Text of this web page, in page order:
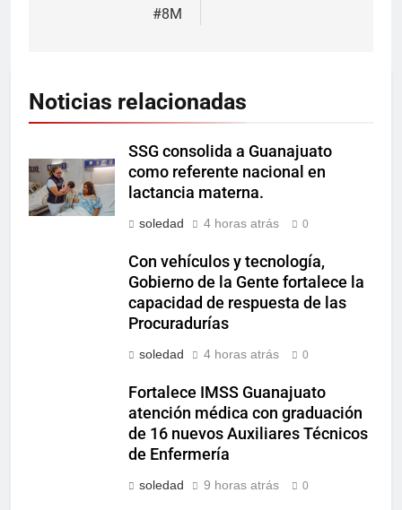
#8M
Noticias relacionadas
SSG consolida a Guanajuato
como referente nacional en
lactancia materna.
soledad 4 horas atrás 0
Con vehículos y tecnología,
Gobierno de la Gente fortalece la
capacidad de respuesta de las
Procuradurías
soledad 4 horas atrás 0
Fortalece IMSS Guanajuato
atención médica con graduación
de 16 nuevos Auxiliares Técnicos
de Enfermería
soledad 9 horas atrás 0